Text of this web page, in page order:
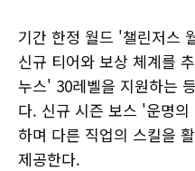
기간 한정 월드 '챌린저스
신규 티어와 보상 체계를
누스' 30레벨을 지원하는
다. 신규 시즌 보스 '운명
하며 다른 직업의 스킬을
제공한다.